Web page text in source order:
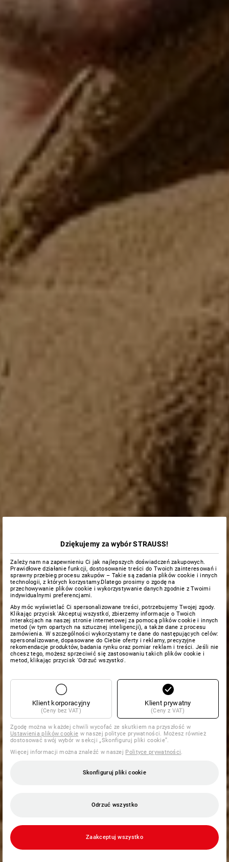
Dziękujemy za wybór STRAUSS!
Zależy nam na zapewnieniu Ci jak najlepszych doświadczeń zakupowych.
Prawidłowe działanie funkcji, dostosowanie treści do Twoich zainteresowań i
sprawny przebieg procesu zakupów – Takie są zadania plików cookie i innych
technologii, z których korzystamy.Dlatego prosimy o zgodę na
przechowywanie plików cookie i wykorzystywanie danych zgodnie z Twoimi
indywidualnymi preferencjami.
Aby móc wyświetlać Ci spersonalizowane treści, potrzebujemy Twojej zgody.
Klikając przycisk 'Akceptuj wszystko', zbierzemy informacje o Twoich
interakcjach na naszej stronie internetowej za pomocą plików cookie i innych
metod (w tym opartych na sztucznej inteligencji), a także dane z procesu
zamówienia. W szczególności wykorzystamy te dane do następujących celów:
spersonalizowane, dopasowane do Ciebie oferty i reklamy, precyzyjne
rekomendacje produktów, badania rynku oraz pomiar reklam i treści. Jeśli nie
chcesz tego, możesz sprzeciwić się zastosowaniu takich plików cookie i
metod, klikając przycisk 'Odrzuć wszystko'.
Klient korporacyjny
(Ceny bez VAT)
Klient prywatny
(Ceny z VAT)
Zgodę można w każdej chwili wycofać ze skutkiem na przyszłość w
Ustawienia plików cookie w naszej polityce prywatności. Możesz również
dostosować swój wybór w sekcji „Skonfiguruj pliki cookie”.
Więcej informacji można znaleźć w naszej Polityce prywatności.
Skonfiguruj pliki cookie
Odrzuć wszystko
Zaakceptuj wszystko